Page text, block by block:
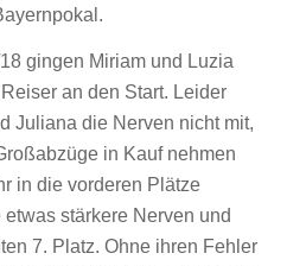
gingen Miriam und Luzia
an den Start. Leider
Juliana die Nerven nicht mit,
in Kauf nehmen
in die vorderen Plätze
stärkere Nerven und
7. Platz. Ohne ihren Fehler